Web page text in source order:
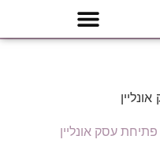
פתיחת עסק אונליין